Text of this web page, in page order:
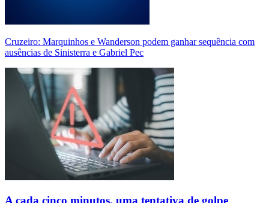
Cruzeiro: Marquinhos e Wanderson podem ganhar sequência com
ausências de Sinisterra e Gabriel Pec
A cada cinco minutos, uma tentativa de golpe